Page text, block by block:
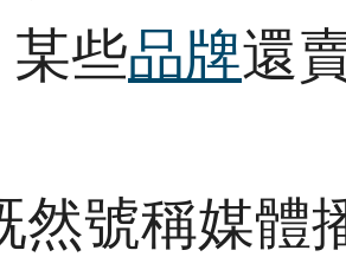
某些品牌還
然號稱媒體